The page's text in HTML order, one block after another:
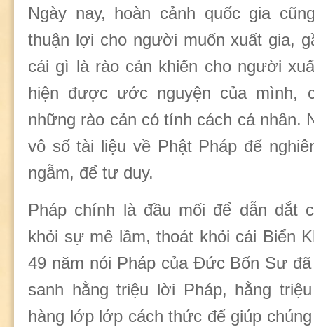
Ngày nay, hoàn cảnh quốc gia
thuận lợi cho người muốn xuất gia,
cái gì là rào cản khiến cho người
hiện được ước nguyện của mình,
những rào cản có tính cách cá nhân.
vô số tài liệu về Phật Pháp để
ngẫm, để tư duy.
Pháp chính là đầu mối để dẫn dắt
khỏi sự mê lầm, thoát khỏi cái Biển
49 năm nói Pháp của Đức Bổn Sư
sanh hằng triệu lời Pháp, hằng
hàng lớp lớp cách thức để giúp